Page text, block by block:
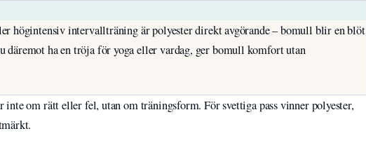
högintensiv intervallträning är polyester direkt avgörande – bomull blir en blöt
ha en tröja för yoga eller vardag, ger bomull komfort utan
om rätt eller fel, utan om träningsform. För svettiga pass vinner polyester,